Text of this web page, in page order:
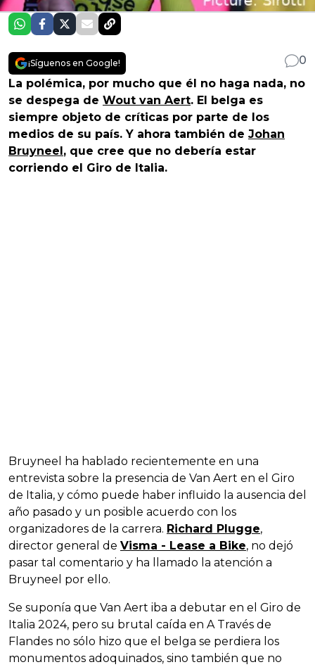
¡Síguenos en Google!
0
La polémica, por mucho que él no haga nada, no
se despega de Wout van Aert. El belga es
siempre objeto de críticas por parte de los
medios de su país. Y ahora también de Johan
Bruyneel, que cree que no debería estar
corriendo el Giro de Italia.
Bruyneel ha hablado recientemente en una
entrevista sobre la presencia de Van Aert en el Giro
de Italia, y cómo puede haber influido la ausencia del
año pasado y un posible acuerdo con los
organizadores de la carrera. Richard Plugge,
director general de Visma - Lease a Bike, no dejó
pasar tal comentario y ha llamado la atención a
Bruyneel por ello.
Se suponía que Van Aert iba a debutar en el Giro de
Italia 2024, pero su brutal caída en A Través de
Flandes no sólo hizo que el belga se perdiera los
monumentos adoquinados, sino también que no